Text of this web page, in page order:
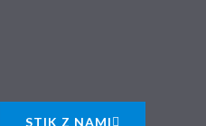
STIK Z NAMI